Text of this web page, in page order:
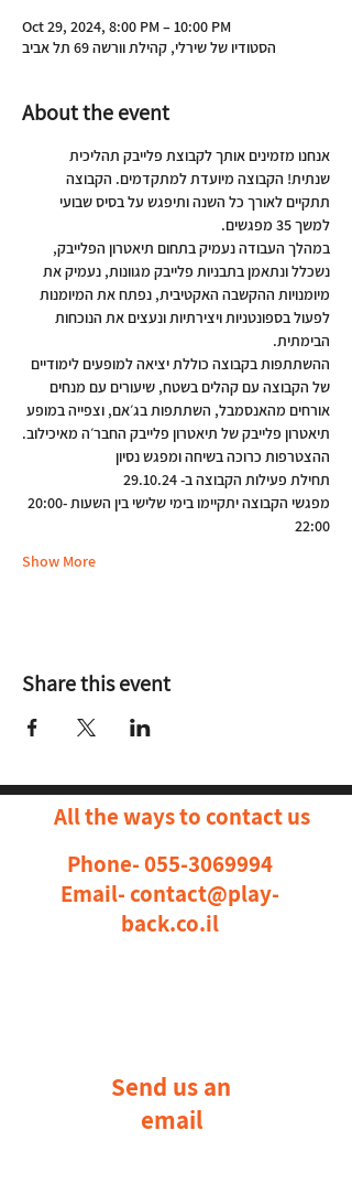
Oct 29, 2024, 8:00 PM – 10:00 PM
הסטודיו של שירלי, קהילת וורשה 69 תל אביב
About the event
אנחנו מזמינים אותך לקבוצת פלייבק תהליכית
שנתית! הקבוצה מיועדת למתקדמים. הקבוצה
תתקיים לאורך כל השנה ותיפגש על בסיס שבועי
למשך 35 מפגשים.
במהלך העבודה נעמיק בתחום תיאטרון הפלייבק,
נשכלל ונתאמן בתבניות פלייבק מגוונות, נעמיק את
מיומנויות ההקשבה האקטיבית, נפתח את המיומנות
לפעול בספונטניות ויצירתיות ונעצים את הנוכחות
הבימתית.
ההשתתפות בקבוצה כוללת יציאה למופעים לימודיים
של הקבוצה עם קהלים בשטח, שיעורים עם מנחים
אורחים מהאנסמבל, השתתפות בג׳אם, וצפייה במופע
תיאטרון פלייבק של תיאטרון פלייבק החבר׳ה מאיכילוב.
ההצטרפות כרוכה בשיחה ומפגש נסיון
תחילת פעילות הקבוצה ב- 29.10.24
מפגשי הקבוצה יתקיימו בימי שלישי בין השעות 20:00-
22:00
Show More
Share this event
All the ways to contact us
Phone-055-3069994
Email-contact@play-
back.co.il
Send us an
email